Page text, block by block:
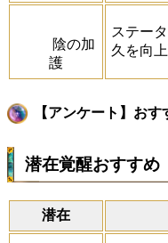
陰の加
護
ステー
久を向上
【アンケート】お
潜在覚醒おすすめ
潜在